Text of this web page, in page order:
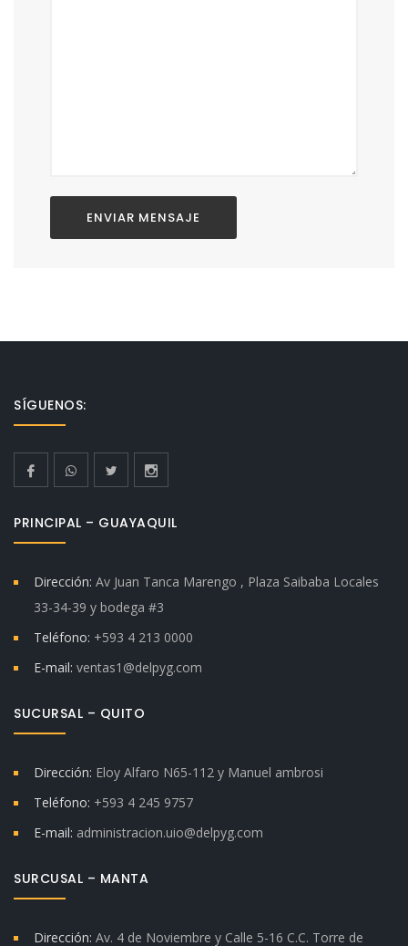
SÍGUENOS:
PRINCIPAL – GUAYAQUIL
Dirección: Av Juan Tanca Marengo , Plaza Saibaba Locales
33-34-39 y bodega #3
Teléfono: +593 4 213 0000
E-mail: ventas1@delpyg.com
SUCURSAL – QUITO
Dirección: Eloy Alfaro N65-112 y Manuel ambrosi
Teléfono: +593 4 245 9757
E-mail: administracion.uio@delpyg.com
SURCUSAL – MANTA
Dirección: Av. 4 de Noviembre y Calle 5-16 C.C. Torre de